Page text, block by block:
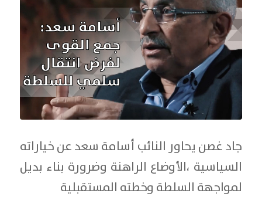
جاد غصن يحاور النائب أسامة سعد عن خياراته
السياسية ،الأوضاع الراهنة وضرورة بناء بديل
لمواجهة السلطة وخطته المستقبلية